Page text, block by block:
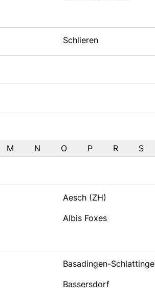
Schlieren
M N O P R S
Aesch (ZH)
Albis Foxes
Basadingen-
Bassersdorf